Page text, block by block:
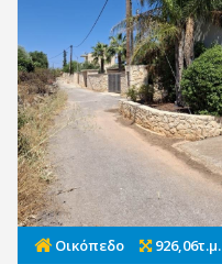
Οικόπεδο
926,06τ.μ.